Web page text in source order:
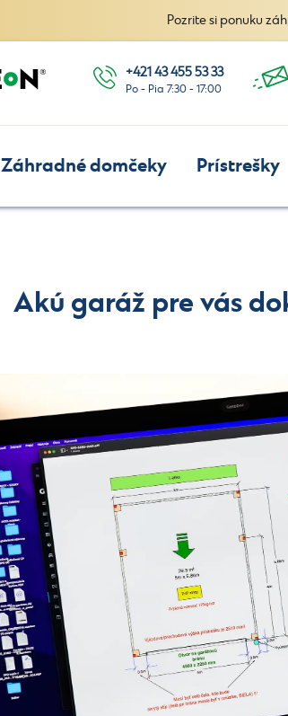
Pozrite si ponuku
+421 43 455 53 33
Po - Pia 7:30 - 17:00
Záhradné domčeky Prístrešky
Akú garáž pre vás